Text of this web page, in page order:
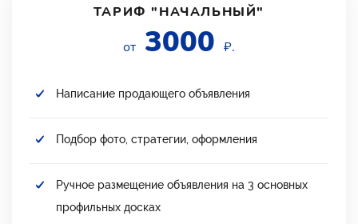
ТАРИФ "НАЧАЛЬНЫЙ"
от 3000 ₽.
Написание продающего объявления
Подбор фото, стратегии, оформления
Ручное размещение объявления на 3 основных
профильных досках